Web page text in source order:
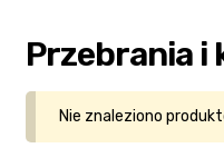
Kasa
Kontakt
Przebrania i
Nie znaleziono